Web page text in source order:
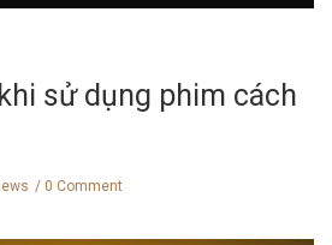
sử dụng phim cách
0 Comment